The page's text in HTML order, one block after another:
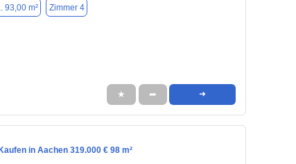
93,00 m² Zimmer 4
★ ➦ ➜
in Aachen 319.000 € 98 m²